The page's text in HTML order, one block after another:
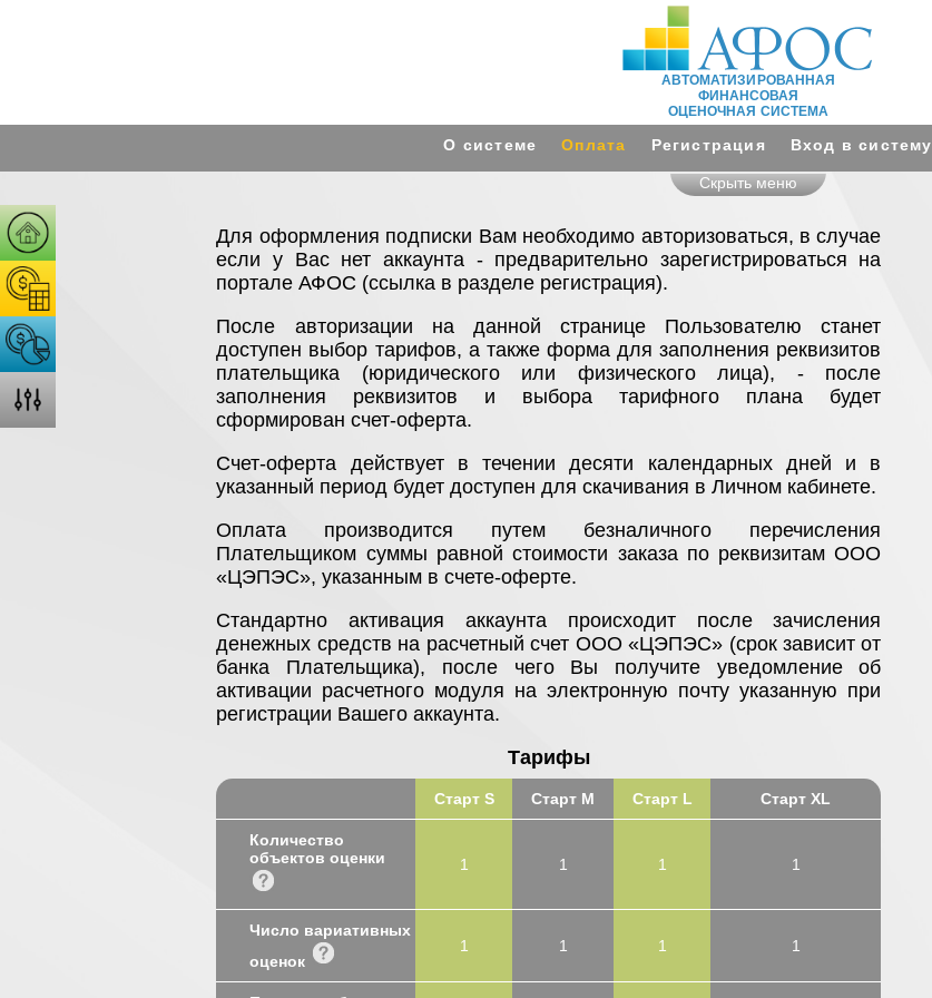
АВТОМАТИЗИРОВАННАЯ
ФИНАНСОВАЯ
ОЦЕНОЧНАЯ СИСТЕМА
О системе Оплата Регистрация Вход в систему
Скрыть меню
Для оформления подписки Вам необходимо авторизоваться, в случае
если у Вас нет аккаунта - предварительно зарегистрироваться на
портале АФОС (ссылка в разделе регистрация).
После авторизации на данной странице Пользователю станет
доступен выбор тарифов, а также форма для заполнения реквизитов
плательщика (юридического или физического лица), - после
заполнения реквизитов и выбора тарифного плана будет
сформирован счет-оферта.
Счет-оферта действует в течении десяти календарных дней и в
указанный период будет доступен для скачивания в Личном кабинете.
Оплата производится путем безналичного перечисления
Плательщиком суммы равной стоимости заказа по реквизитам ООО
«ЦЭПЭС», указанным в счете-оферте.
Стандартно активация аккаунта происходит после зачисления
денежных средств на расчетный счет ООО «ЦЭПЭС» (срок зависит от
банка Плательщика), после чего Вы получите уведомление об
активации расчетного модуля на электронную почту указанную при
регистрации Вашего аккаунта.
Тарифы
Старт S Старт M Старт L Старт XL
Количество
объектов оценки
1 1 1 1
Число вариативных
оценок
1 1 1 1